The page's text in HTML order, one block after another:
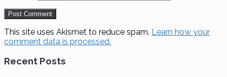
This site uses Akismet to reduce spam. Learn how your
comment data is processed.
Recent Posts